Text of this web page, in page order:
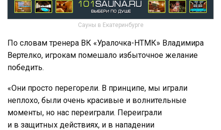
Сауны в Екатеринбурге
По словам тренера ВК «Уралочка-НТМК» Владимира
Вертелко, игрокам помешало избыточное желание
победить.
«Они просто перегорели. В принципе, мы играли
неплохо, были очень красивые и волнительные
моменты, но нас переиграли. Переиграли
и в защитных действиях, и в нападении